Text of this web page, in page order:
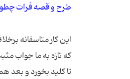
طرح و قصه فرات
این كار متاسفانه
تا كلید بخورد و بعد